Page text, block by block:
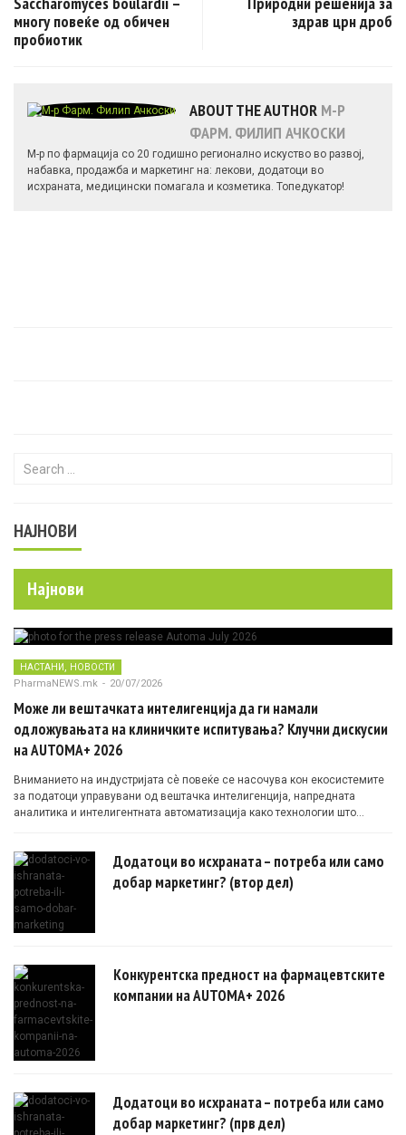
многу повеќе од обичен
пробиотик
здрав црн дроб
ABOUT THE AUTHOR М-Р
ФАРМ. ФИЛИП АЧКОСКИ
М-р по фармација со 20 годишно регионално искуство во развој,
набавка, продажба и маркетинг на: лекови, додатоци во
исхраната, медицински помагала и козметика. Топедукатор!
Search for:
НАЈНОВИ
Најнови
НАСТАНИ, НОВОСТИ
PharmaNEWS.mk - 20/07/2026
Може ли вештачката интелигенција да ги намали
одложувањата на клиничките испитувања? Клучни дискусии
на AUTOMA+ 2026
Вниманието на индустријата сè повеќе се насочува кон екосистемите
за податоци управувани од вештачка интелигенција, напредната
аналитика и интелигентната автоматизација како технологии што
Додатоци во исхраната – потреба или само
добар маркетинг? (втор дел)
Конкурентска предност на фармацевтските
компании на AUTOMA+ 2026
Додатоци во исхраната – потреба или само
добар маркетинг? (прв дел)